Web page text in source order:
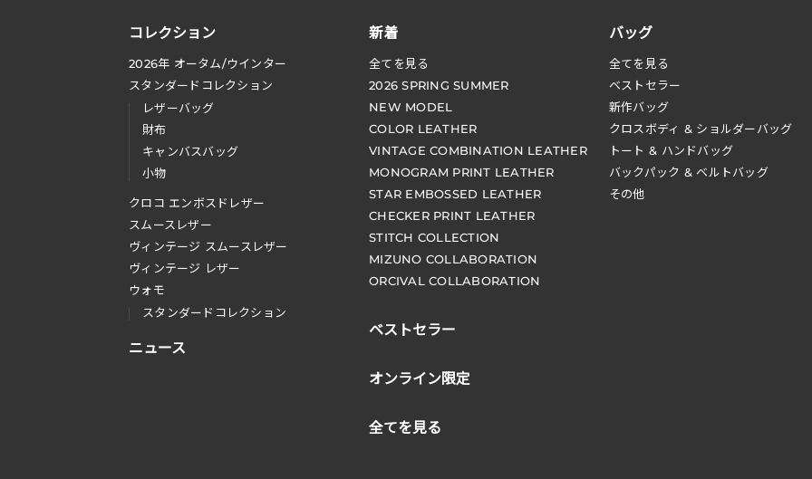
コレクション
2026年 オータム/ウインター
スタンダードコレクション
レザーバッグ
財布
キャンバスバッグ
小物
クロコ エンボスドレザー
スムースレザー
ヴィンテージ スムースレザー
ヴィンテージ レザー
ウォモ
スタンダードコレクション
ニュース
新着
全てを見る
2026 SPRING SUMMER
NEW MODEL
COLOR LEATHER
VINTAGE COMBINATION LEATHER
MONOGRAM PRINT LEATHER
STAR EMBOSSED LEATHER
CHECKER PRINT LEATHER
STITCH COLLECTION
MIZUNO COLLABORATION
ORCIVAL COLLABORATION
ベストセラー
オンライン限定
全てを見る
バッグ
全てを見る
ベストセラー
新作バッグ
クロスボディ & ショルダーバッグ
トート & ハンドバッグ
バックパック & ベルトバッグ
その他